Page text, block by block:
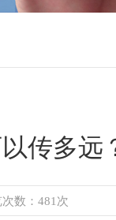
传多远
数：481次